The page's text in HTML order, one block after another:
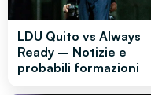
LDU Quito vs Always
Ready – Notizie e
probabili formazioni